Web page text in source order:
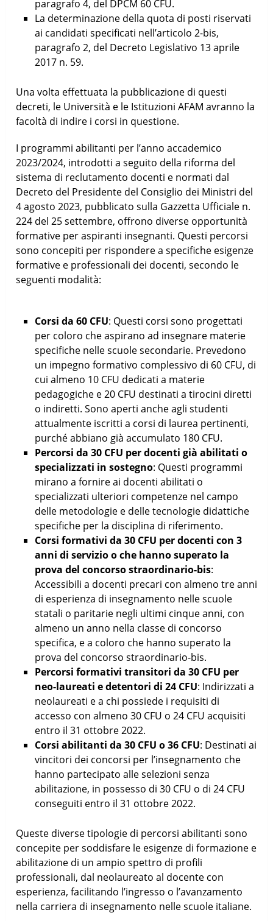
paragrafo 4, del DPCM 60 CFU.
La determinazione della quota di posti riservati
ai candidati specificati nell’articolo 2-bis,
paragrafo 2, del Decreto Legislativo 13 aprile
2017 n. 59.
Una volta effettuata la pubblicazione di questi
decreti, le Università e le Istituzioni AFAM avranno la
facoltà di indire i corsi in questione.
I programmi abilitanti per l’anno accademico
2023/2024, introdotti a seguito della riforma del
sistema di reclutamento docenti e normati dal
Decreto del Presidente del Consiglio dei Ministri del
4 agosto 2023, pubblicato sulla Gazzetta Ufficiale n.
224 del 25 settembre, offrono diverse opportunità
formative per aspiranti insegnanti. Questi percorsi
sono concepiti per rispondere a specifiche esigenze
formative e professionali dei docenti, secondo le
seguenti modalità:
Corsi da 60 CFU: Questi corsi sono progettati
per coloro che aspirano ad insegnare materie
specifiche nelle scuole secondarie. Prevedono
un impegno formativo complessivo di 60 CFU, di
cui almeno 10 CFU dedicati a materie
pedagogiche e 20 CFU destinati a tirocini diretti
o indiretti. Sono aperti anche agli studenti
attualmente iscritti a corsi di laurea pertinenti,
purché abbiano già accumulato 180 CFU.
Percorsi da 30 CFU per docenti già abilitati o
specializzati in sostegno: Questi programmi
mirano a fornire ai docenti abilitati o
specializzati ulteriori competenze nel campo
delle metodologie e delle tecnologie didattiche
specifiche per la disciplina di riferimento.
Corsi formativi da 30 CFU per docenti con 3
anni di servizio o che hanno superato la
prova del concorso straordinario-bis:
Accessibili a docenti precari con almeno tre anni
di esperienza di insegnamento nelle scuole
statali o paritarie negli ultimi cinque anni, con
almeno un anno nella classe di concorso
specifica, e a coloro che hanno superato la
prova del concorso straordinario-bis.
Percorsi formativi transitori da 30 CFU per
neo-laureati e detentori di 24 CFU: Indirizzati a
neolaureati e a chi possiede i requisiti di
accesso con almeno 30 CFU o 24 CFU acquisiti
entro il 31 ottobre 2022.
Corsi abilitanti da 30 CFU o 36 CFU: Destinati ai
vincitori dei concorsi per l’insegnamento che
hanno partecipato alle selezioni senza
abilitazione, in possesso di 30 CFU o di 24 CFU
conseguiti entro il 31 ottobre 2022.
Queste diverse tipologie di percorsi abilitanti sono
concepite per soddisfare le esigenze di formazione e
abilitazione di un ampio spettro di profili
professionali, dal neolaureato al docente con
esperienza, facilitando l’ingresso o l’avanzamento
nella carriera di insegnamento nelle scuole italiane.